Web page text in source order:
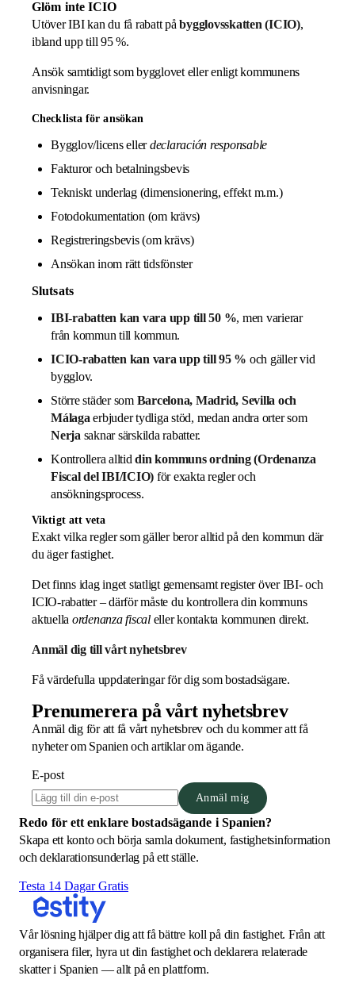
Glöm inte ICIO
Utöver IBI kan du få rabatt påbygglovsskatten (ICIO),
ibland upp till 95 %.
Ansök samtidigt som bygglovet eller enligt kommunens
anvisningar.
Checklista för ansökan
Bygglov/licens ellerdeclaración responsable
Fakturor och betalningsbevis
Tekniskt underlag (dimensionering, effekt m.m.)
Fotodokumentation (om krävs)
Registreringsbevis (om krävs)
Ansökan inom rätt tidsfönster
Slutsats
IBI-rabatten kan vara upp till 50 %, men varierar
från kommun till kommun.
ICIO-rabatten kan vara upp till 95 % och gäller vid
bygglov.
Större städer som Barcelona, Madrid, Sevilla och
Málaga erbjuder tydliga stöd, medan andra orter som
Nerja saknar särskilda rabatter.
Kontrollera alltiddin kommuns ordning (Ordenanza
Fiscal del IBI/ICIO) för exakta regler och
ansökningsprocess.
Viktigt att veta
Exakt vilka regler som gäller beror alltid på den kommun där
du äger fastighet.
Det finns idag inget statligt gemensamt register över IBI- och
ICIO-rabatter – därför måste du kontrollera din kommuns
aktuella ordenanza fiscaleller kontakta kommunen direkt.
Anmäl dig till vårt nyhetsbrev
Få värdefulla uppdateringar för dig som bostadsägare.
Prenumerera på vårt nyhetsbrev
Anmäl dig för att få vårt nyhetsbrev och du kommer att få
nyheter om Spanien och artiklar om ägande.
E-post
Anmäl mig
Redo för ett enklare bostadsägande i Spanien?
Skapa ett konto och börja samla dokument, fastighetsinformation
och deklarationsunderlag på ett ställe.
Testa 14 Dagar Gratis
Vår lösning hjälper dig att få bättre koll på din fastighet. Från att
organisera filer, hyra ut din fastighet och deklarera relaterade
skatter i Spanien — allt på en plattform.